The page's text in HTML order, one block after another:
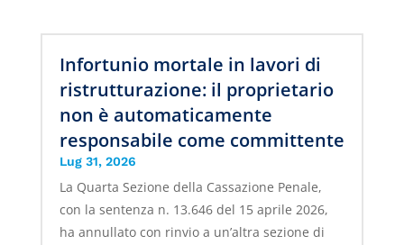
Infortunio mortale in lavori di
ristrutturazione: il proprietario
non è automaticamente
responsabile come committente
Lug 31, 2026
La Quarta Sezione della Cassazione Penale,
con la sentenza n. 13.646 del 15 aprile 2026,
ha annullato con rinvio a un’altra sezione di